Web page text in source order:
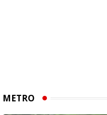
METRO